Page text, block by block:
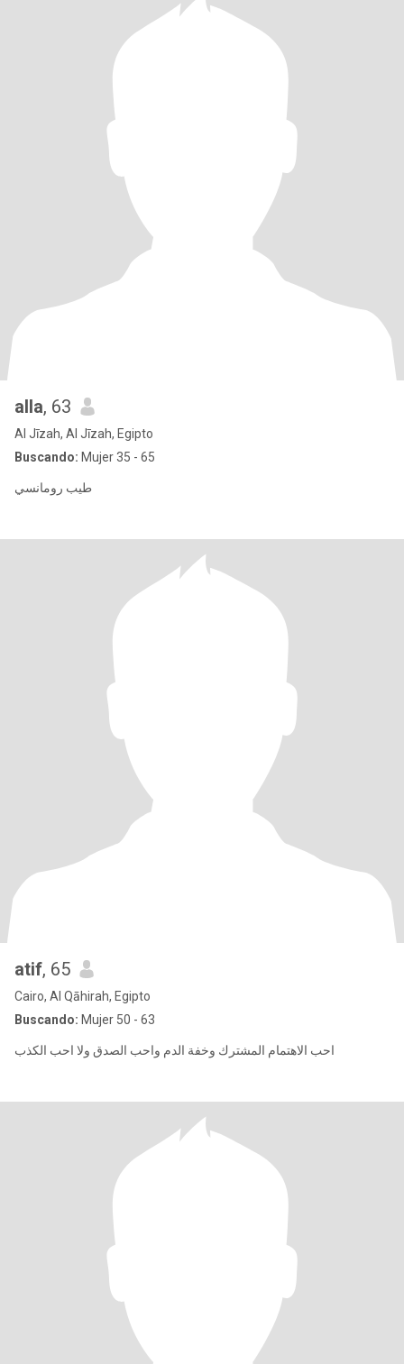
alla, 63
Al Jīzah, Al Jīzah, Egipto
Buscando: Mujer 35 - 65
طيب رومانسي
atif, 65
Cairo, Al Qāhirah, Egipto
Buscando: Mujer 50 - 63
احب الاهتمام المشترك وخفة الدم واحب الصدق ولا احب الكذب